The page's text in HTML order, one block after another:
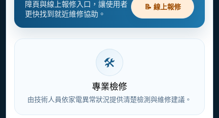
障頁與線上報修入口，讓使用者
更快找到就近維修協助。
📝 線上報修
🛠
專業檢修
由技術人員依家電異常狀況提供清楚檢測與維修建議。